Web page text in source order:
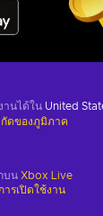
านได้ใน United
ดของภูมิภาค
บน Xbox Live
ารเปิดใช้งาน